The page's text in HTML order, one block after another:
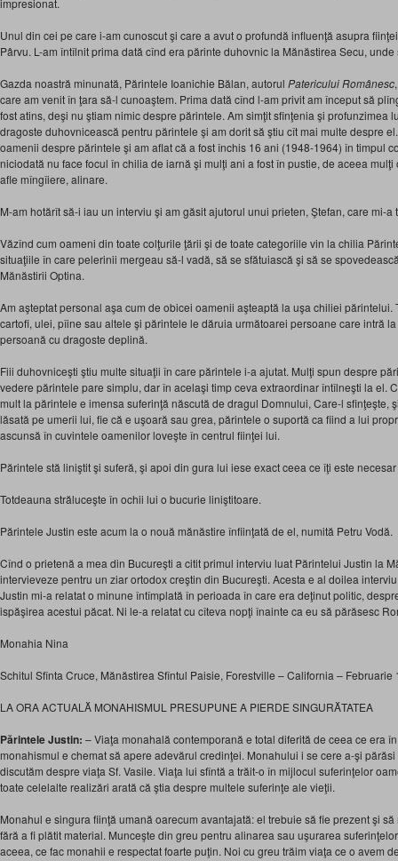
impresionat.
Unul din cei pe care i-am cunoscut şi care a avut o profundă influenţă asupra
Pârvu. L-am întîlnit prima dată cînd era părinte duhovnic la Mănăstirea Secu,
Gazda noastră minunată, Părintele Ioanichie Bălan, autorul Patericului Românesc
care am venit în ţara să-l cunoaştem. Prima dată cînd l-am privit am început să
fost atins, deşi nu ştiam nimic despre părintele. Am simţit sfinţenia şi profunzimea
dragoste duhovnicească pentru părintele şi am dorit să ştiu cît mai multe despre
oamenii despre părintele şi am aflat că a fost închis 16 ani (1948-1964) în timpul
niciodată nu face focul în chilia de iarnă şi mulţi ani a fost în pustie, de aceea
afle mîngîiere, alinare.
M-am hotărît să-i iau un interviu şi am găsit ajutorul unui prieten, Ştefan, care mi-a
Văzînd cum oameni din toate colţurile ţării şi de toate categoriile vin la chilia
situaţiile în care pelerinii mergeau să-l vadă, să se sfătuiască şi să se
Mănăstirii Optina.
Am aşteptat personal aşa cum de obicei oamenii aşteaptă la uşa chiliei părintelui.
cartofi, ulei, pîine sau altele şi părintele le dăruia următoarei persoane care intră
persoană cu dragoste deplină.
Fiii duhovniceşti ştiu multe situaţii în care părintele i-a ajutat. Mulţi spun despre
vedere părintele pare simplu, dar în acelaşi timp ceva extraordinar întîlneşti la el.
mult la părintele e imensa suferinţă născută de dragul Domnului, Care-l sfinţeşte,
lăsată pe umerii lui, fie că e uşoară sau grea, părintele o suportă ca fiind a lui
ascunsă în cuvintele oamenilor loveşte în centrul fiinţei lui.
Părintele stă liniştit şi suferă, şi apoi din gura lui iese exact ceea ce îţi este
Totdeauna străluceşte în ochii lui o bucurie liniştitoare.
Părintele Justin este acum la o nouă mănăstire înfiinţată de el, numită Petru Vodă.
Cînd o prietenă a mea din Bucureşti a citit primul interviu luat Părintelui Justin la
intervieveze pentru un ziar ortodox creştin din Bucureşti. Acesta e al doilea
Justin mi-a relatat o minune întîmplată în perioada în care era deţinut politic,
ispăşirea acestui păcat. Ni le-a relatat cu cîteva nopţi înainte ca eu să părăsesc
Monahia Nina
Schitul Sfînta Cruce, Mănăstirea Sfîntul Paisie, Forestville – California – Februarie
LA ORA ACTUALĂ MONAHISMUL PRESUPUNE A PIERDE SINGURĂTATEA
Părintele Justin: – Viaţa monahală contemporană e total diferită de ceea ce era
monahismul e chemat să apere adevărul credinţei. Monahului i se cere a-şi
discutăm despre viaţa Sf. Vasile. Viaţa lui sfîntă a trăit-o în mijlocul suferinţelor
toate celelalte realizări arată că ştia despre multele suferinţe ale vieţii.
Monahul e singura fiinţă umană oarecum avantajată: el trebuie să fie prezent şi
fără a fi plătit material. Munceşte din greu pentru alinarea sau uşurarea
aceea, ce fac monahii e respectat foarte puţin. Noi cu greu trăim viaţa ce o avem